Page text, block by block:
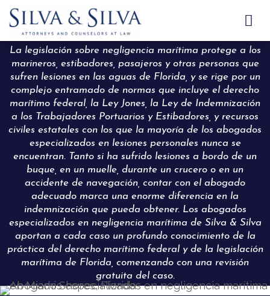

La legislación sobre negligencia marítima protege a los
marineros, estibadores, pasajeros y otras personas que
sufren lesiones en las aguas de Florida, y se rige por un
complejo entramado de normas que incluye el derecho
marítimo federal, la Ley Jones, la Ley de Indemnización
a los Trabajadores Portuarios y Estibadores, y recursos
civiles estatales con los que la mayoría de los abogados
especializados en lesiones personales nunca se
encuentran. Tanto si ha sufrido lesiones a bordo de un
buque, en un muelle, durante un crucero o en un
accidente de navegación, contar con el abogado
adecuado marca una enorme diferencia en la
indemnización que pueda obtener. Los abogados
especializados en negligencia marítima de Silva & Silva
aportan a cada caso un profundo conocimiento de la
práctica del derecho marítimo federal y de la legislación
marítima de Florida, comenzando con una revisión
gratuita del caso.